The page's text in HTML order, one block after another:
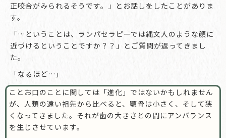
正咬合がみられるそうです。」とお話しをしたことがありま
す。
「…ということは、ランパセラピーでは縄文人のような顔に
近づけるということですか？？」とご質問が返ってきまし
た。
「なるほど…」
ことお口のことに関しては「進化」ではないかもしれません
が、人類の遠い祖先から比べると、顎骨は小さく、そして狭
くなってきました。それが歯の大きさとの間にアンバランス
を生じさせています。